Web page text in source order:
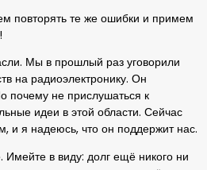
повторять те же ошибки и примем
Мы в прошлый раз уговорили
на радиоэлектронику. Он
почему не прислушаться к
идеи в этой области. Сейчас
и я надеюсь, что он поддержит нас.
Имейте в виду: долг ещё никого ни